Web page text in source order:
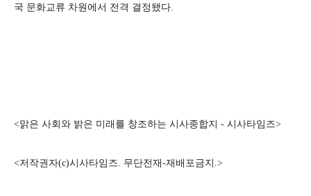
국 문화교류 차원에서 전격 결정됐다.
<맑은 사회와 밝은 미래를 창조하는 시사종합지 - 시사타임즈>
<저작권자(c)시사타임즈. 무단전재-재배포금지.>